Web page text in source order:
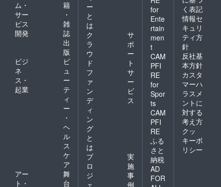
ム・
サー
ビス
開発
籍
・
雑
誌
出
版
ビジ
ネ
ス・
起業
ビ
ュ
ー
テ
ィ
ー
・
ヘ
ル
ス
ケ
ア
アー
ト・
舞
台
ー
と
は
ク
ラ
ウ
ド
フ
ァ
ン
デ
ィ
ン
グ
と
は
サ
ポ
ー
ト
サ
ー
ビ
ス
プ
ロ
ジ
ェ
実
施
事
例
for
Ente
rtain
men
t
CAM
PFI
RE
for
Spor
ts
CAM
PFI
RE
ふる
さと
納税
AD
FOR
く表記
情報セ
キュリ
ティ方
針
反社基
本方針
カスタ
マーハ
ラスメ
ントに
対する
考え方
クッ
キーポ
リシー